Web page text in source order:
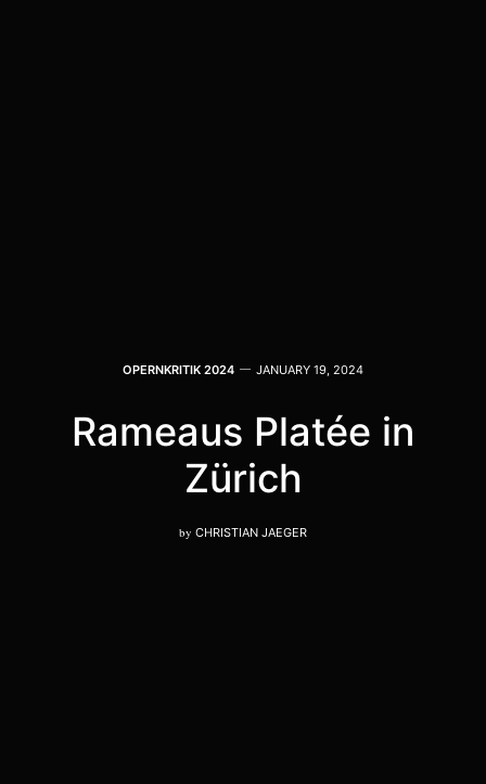
OPERNKRITIK 2024 JANUARY 19, 2024
Rameaus Platée in
Zürich
by CHRISTIAN JAEGER